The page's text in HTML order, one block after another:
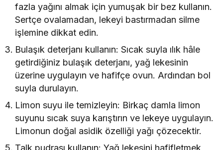
fazla yağını almak için yumuşak bir bez kullanın.
Sertçe ovalamadan, lekeyi bastırmadan silme
işlemine dikkat edin.
Bulaşık deterjanı kullanın: Sıcak suyla ılık hâle
getirdiğiniz bulaşık deterjanı, yağ lekesinin
üzerine uygulayın ve hafifçe ovun. Ardından bol
suyla durulayın.
Limon suyu ile temizleyin: Birkaç damla limon
suyunu sıcak suya karıştırın ve lekeye uygulayın.
Limonun doğal asidik özelliği yağı çözecektir.
Talk pudrası kullanın: Yağ lekesini hafifletmek